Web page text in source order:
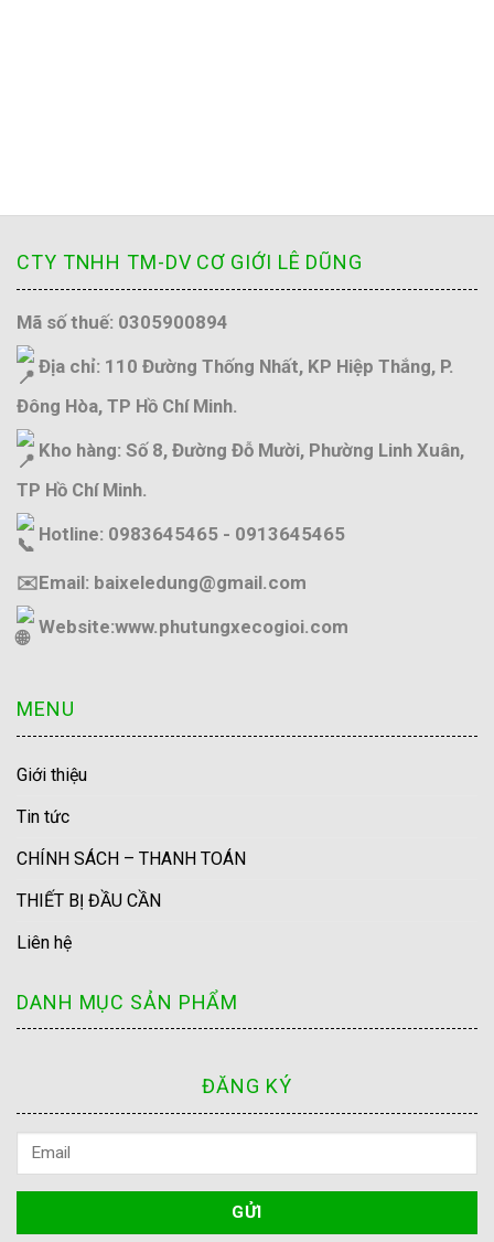
CTY TNHH TM-DV CƠ GIỚI LÊ DŨNG
Mã số thuế: 0305900894
Địa chỉ: 110 Đường Thống Nhất, KP Hiệp Thắng, P.
Đông Hòa, TP Hồ Chí Minh.
Kho hàng: Số 8, Đường Đỗ Mười, Phường Linh Xuân,
TP Hồ Chí Minh.
Hotline: 0983645465 - 0913645465
✉️Email: baixeledung@gmail.com
Website:www.phutungxecogioi.com
MENU
Giới thiệu
Tin tức
CHÍNH SÁCH – THANH TOÁN
THIẾT BỊ ĐẦU CẦN
Liên hệ
DANH MỤC SẢN PHẨM
ĐĂNG KÝ